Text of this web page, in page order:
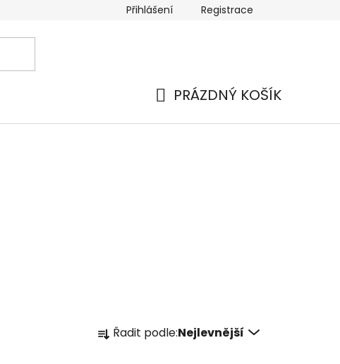
Přihlášení Registrace
PRÁZDNÝ KOŠÍK
a Řadit podle:Nejlevnější